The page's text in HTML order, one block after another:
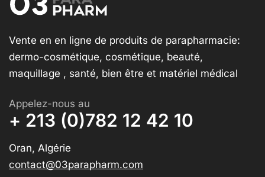
Vente en en ligne de produits de parapharmacie:
dermo-cosmétique, cosmétique, beauté,
maquillage , santé, bien être et matériel médical
Appelez-nous au
+ 213 (0)782 12 42 10
Oran, Algérie
contact@03parapharm.com